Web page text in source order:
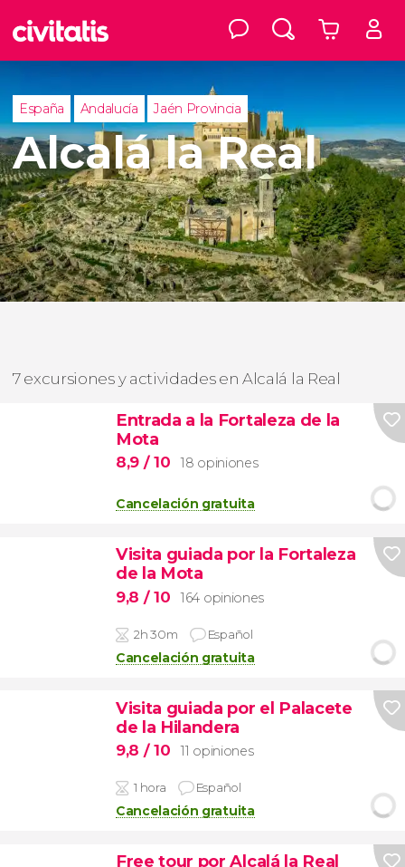
España Andalucía Jaén Provincia
Alcalá la Real
7 excursiones y actividades en Alcalá la Real
Entrada a la Fortaleza de la
Mota
8,9 / 10 18 opiniones
Cancelación gratuita
Visita guiada por la Fortaleza
de la Mota
9,8 / 10 164 opiniones
2h 30m Español
Cancelación gratuita
Visita guiada por el Palacete
de la Hilandera
9,8 / 10 11 opiniones
1 hora Español
Cancelación gratuita
Free tour por Alcalá la Real